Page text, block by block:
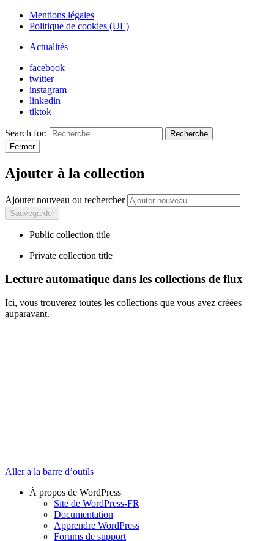
Mentions légales
Politique de cookies (UE)
Actualités
facebook
twitter
instagram
linkedin
tiktok
Search for:
Recherche
Fermer
Ajouter à la collection
Ajouter nouveau ou rechercher
Public collection title
Private collection title
Lecture automatique dans les collections de flux
Ici, vous trouverez toutes les collections que vous avez créées
auparavant.
Aller à la barre d’outils
À propos de WordPress
Site de WordPress-FR
Documentation
Apprendre WordPress
Forums de support